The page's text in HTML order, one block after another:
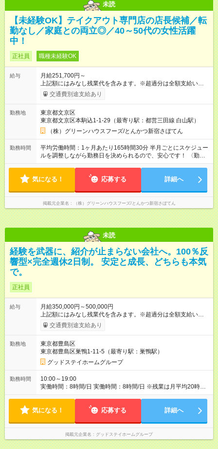
未読
【未経験OK】テイクアウト専門店の店長候補／転
勤なし／家庭との両立◎／40～50代の女性活躍
中！
正社員 職種未経験OK
給与
月給251,700円～
上記額にはみなし残業代を含みます。※超過分は全額支給いたし
ます。 みなし残業代 46,600円／月 みなし残業時間 30時間／月
※一律支給31，700円を含みます。 ■店長候補の給与 月給25，
律地域手当31，700円) ※30h未満でも満額支払い、超過分別途
支給 ■店長昇格後の給与 月給259，800円(基本給180，000円
+固定残業手当30h分48，100円+一律地域手当31，700円) ※30h
未満でも満額支払い、超過分別途支給 ★交通費は全額支給！ ★
退職金前払い制度あり！ 【試用期間】試用期間あり 試用期間の
長さ：3ヶ月 雇用形態、給与は本採用時と同じです。
交通費別途支給あり
勤務地
東京都文京区
東京都文京区本駒込1-1-29（最寄り駅：都営三田線 白山駅）
（株）グリーンハウスフーズ/とんかつ新宿さぼてん
勤務時間
平均労働時間：1ヶ月あたり165時間30分 半月ごとにスケジュー
ルを調整しながら勤務日を決められるので、安心です！ 〈勤務
時間〉 9:00～21:30（店舗により異なる） 平均労働時間：1ヶ月
務日を決められるので、安心です！ 〈勤務時間〉 9:00～
気になる！ 応募する 詳細へ
掲載元企業名 （株）グリーンハウスフーズ/とんかつ新宿さぼてん
未読
経験を武器に、紹介が止まらない会社へ。100％反
響型×完全週休2日制。 安定と成長、どちらも本気
で。
正社員
給与
月給350,000円～500,000円
上記額にはみなし残業代を含みます。※超過分は全額支給いたし
ます。 みなし残業代 45,975円／月 みなし残業時間 30時間／月
※月給等の条件は、経験やスキルにより決定します。 ※上記に
は別途支給します。 ＜頑張りはインセンティブで還元！＞ 年次
に関係なく挑戦できる環境だからこそ、 成果は毎月のインセン
ティブ＋年2回の賞与でしっかり還元。 成長意欲のある方には、
収入もポジションも開かれています。 【各社共通】 【試用期
間】試用期間なし
交通費別途支給あり
勤務地
東京都豊島区
東京都豊島区巣鴨1-11-5（最寄り駅：巣鴨駅）
グッドステイホームグループ
勤務時間
10:00～19:00
実働時間：8時間/日 実働時間：8時間/日 ※残業は月平均20時間
程度（1日1時間ほど）です。 ●2026年4月より、店舗営業時間を
を育てるためです。 18:00～19:00は契約書作成や翌日の準備に
気になる！ 応募する 詳細へ
掲載元企業名 グッドステイホームグループ